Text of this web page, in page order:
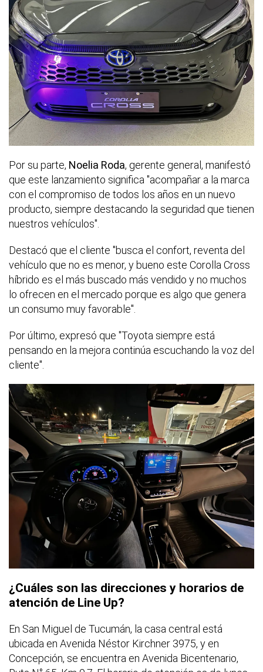
Por su parte, Noelia Roda, gerente general, manifestó
que este lanzamiento significa "acompañar a la marca
con el compromiso de todos los años en un nuevo
producto, siempre destacando la seguridad que tienen
nuestros vehículos".
Destacó que el cliente "busca el confort, reventa del
vehículo que no es menor, y bueno este Corolla Cross
híbrido es el más buscado más vendido y no muchos
lo ofrecen en el mercado porque es algo que genera
un consumo muy favorable".
Por último, expresó que "Toyota siempre está
pensando en la mejora continúa escuchando la voz del
cliente".
¿Cuáles son las direcciones y horarios de
atención de Line Up?
En San Miguel de Tucumán, la casa central está
ubicada en Avenida Néstor Kirchner 3975, y en
Concepción, se encuentra en Avenida Bicentenario,